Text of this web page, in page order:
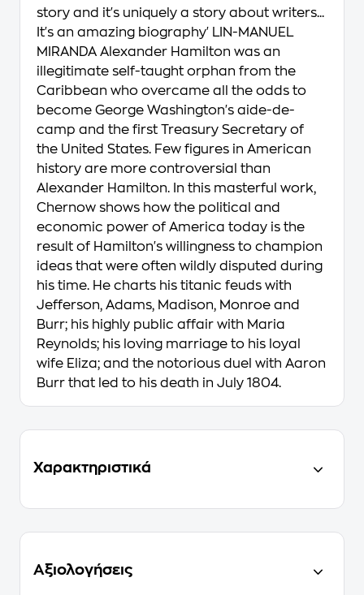
story and it's uniquely a story about writers...
It's an amazing biography' LIN-MANUEL
MIRANDA Alexander Hamilton was an
illegitimate self-taught orphan from the
Caribbean who overcame all the odds to
become George Washington's aide-de-
camp and the first Treasury Secretary of
the United States. Few figures in American
history are more controversial than
Alexander Hamilton. In this masterful work,
Chernow shows how the political and
economic power of America today is the
result of Hamilton's willingness to champion
ideas that were often wildly disputed during
his time. He charts his titanic feuds with
Jefferson, Adams, Madison, Monroe and
Burr; his highly public affair with Maria
Reynolds; his loving marriage to his loyal
wife Eliza; and the notorious duel with Aaron
Burr that led to his death in July 1804.
Χαρακτηριστικά
Αξιολογήσεις